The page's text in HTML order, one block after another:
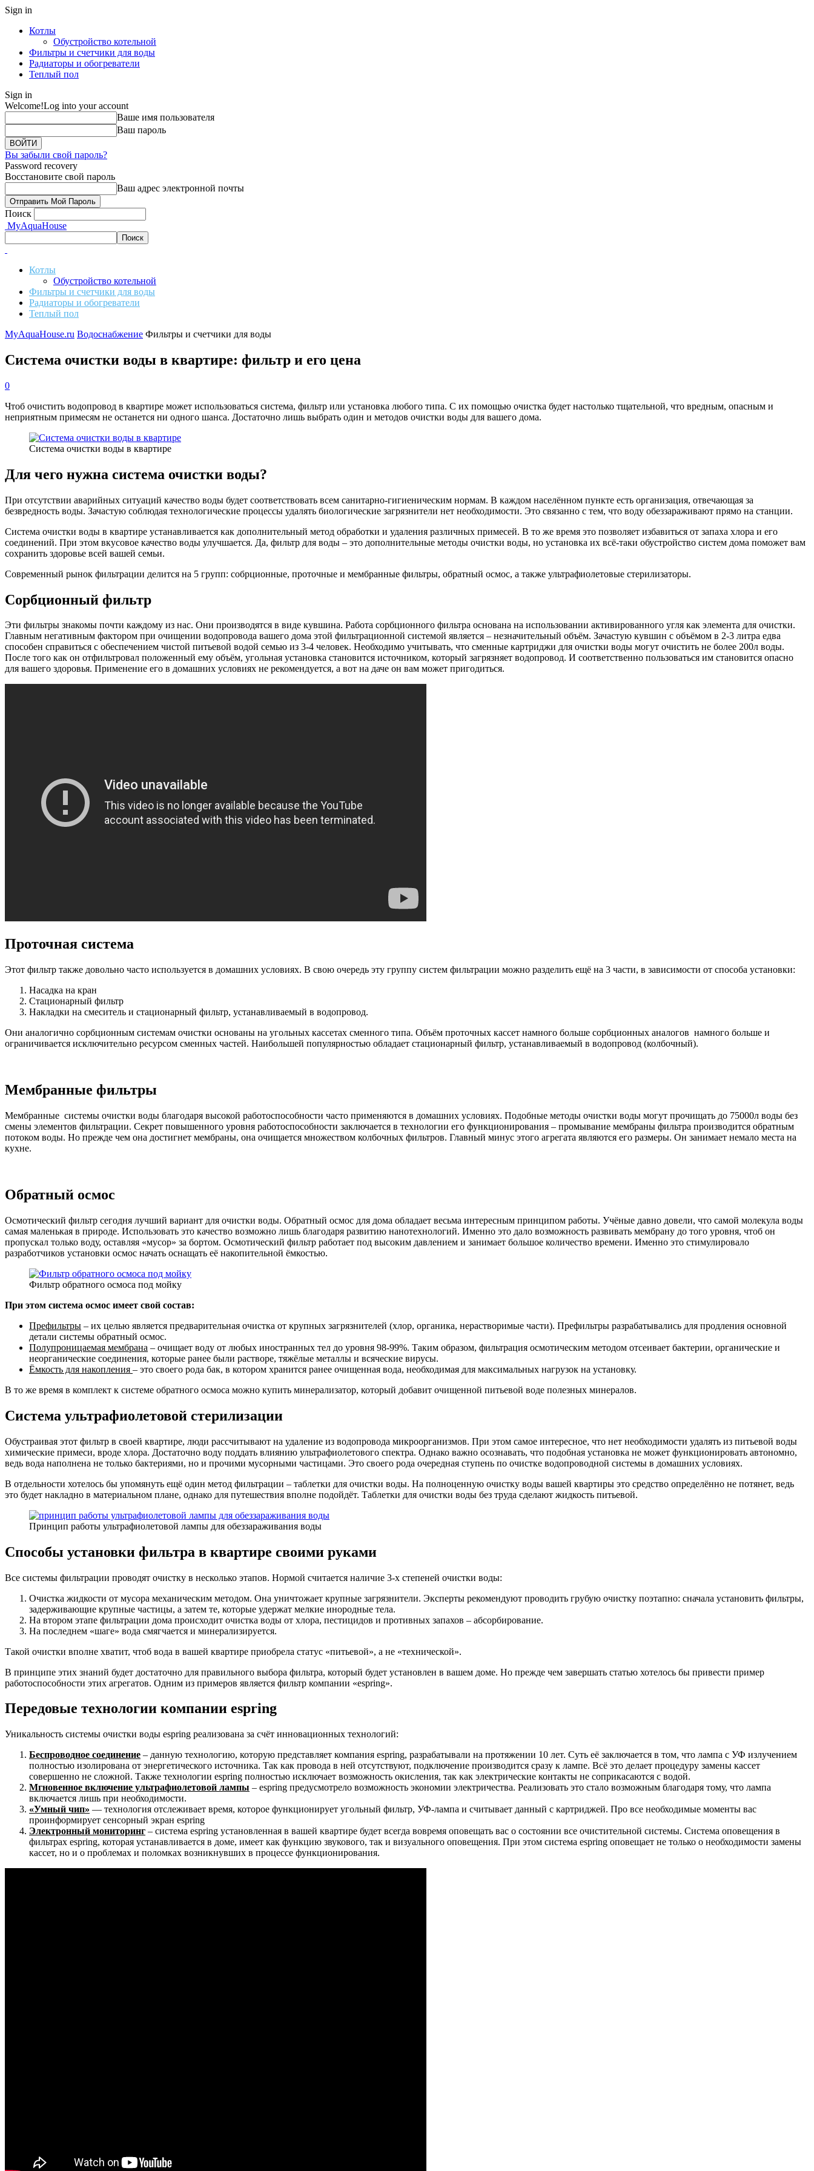
Sign in
Котлы
Обустройство котельной
Фильтры и счетчики для воды
Радиаторы и обогреватели
Теплый пол
Sign in
Welcome!Log into your account
Ваше имя пользователя
Ваш пароль
Вы забыли свой пароль?
Password recovery
Восстановите свой пароль
Ваш адрес электронной почты
Поиск
MyAquaHouse
Котлы
Обустройство котельной
Фильтры и счетчики для воды
Радиаторы и обогреватели
Теплый пол
MyAquaHouse.ru Водоснабжение Фильтры и счетчики для воды
Система очистки воды в квартире: фильтр и его цена
0
Чтоб очистить водопровод в квартире может использоваться система, фильтр или установка любого типа. С их помощью очистка будет настолько тщательной, что вредным, опасным и
неприятным примесям не останется ни одного шанса. Достаточно лишь выбрать один и методов очистки воды для вашего дома.
Система очистки воды в квартире
Для чего нужна система очистки воды?
При отсутствии аварийных ситуаций качество воды будет соответствовать всем санитарно-гигиеническим нормам. В каждом населённом пункте есть организация, отвечающая за
безвредность воды. Зачастую соблюдая технологические процессы удалять биологические загрязнители нет необходимости. Это связанно с тем, что воду обеззараживают прямо на станции.
Система очистки воды в квартире устанавливается как дополнительный метод обработки и удаления различных примесей. В то же время это позволяет избавиться от запаха хлора и его
соединений. При этом вкусовое качество воды улучшается. Да, фильтр для воды – это дополнительные методы очистки воды, но установка их всё-таки обустройство систем дома поможет вам
сохранить здоровье всей вашей семьи.
Современный рынок фильтрации делится на 5 групп: собрционные, проточные и мембранные фильтры, обратный осмос, а также ультрафиолетовые стерилизаторы.
Сорбционный фильтр
Эти фильтры знакомы почти каждому из нас. Они производятся в виде кувшина. Работа сорбционного фильтра основана на использовании активированного угля как элемента для очистки.
Главным негативным фактором при очищении водопровода вашего дома этой фильтрационной системой является – незначительный объём. Зачастую кувшин с объёмом в 2-3 литра едва
способен справиться с обеспечением чистой питьевой водой семью из 3-4 человек. Необходимо учитывать, что сменные картриджи для очистки воды могут очистить не более 200л воды.
После того как он отфильтровал положенный ему объём, угольная установка становится источником, который загрязняет водопровод. И соответственно пользоваться им становится опасно
для вашего здоровья. Применение его в домашних условиях не рекомендуется, а вот на даче он вам может пригодиться.
Проточная система
Этот фильтр также довольно часто используется в домашних условиях. В свою очередь эту группу систем фильтрации можно разделить ещё на 3 части, в зависимости от способа установки:
Насадка на кран
Стационарный фильтр
Накладки на смеситель и стационарный фильтр, устанавливаемый в водопровод.
Они аналогично сорбционным системам очистки основаны на угольных кассетах сменного типа. Объём проточных кассет намного больше сорбционных аналогов намного больше и
ограничивается исключительно ресурсом сменных частей. Наибольшей популярностью обладает стационарный фильтр, устанавливаемый в водопровод (колбочный).
Мембранные фильтры
Мембранные системы очистки воды благодаря высокой работоспособности часто применяются в домашних условиях. Подобные методы очистки воды могут прочищать до 75000л воды без
смены элементов фильтрации. Секрет повышенного уровня работоспособности заключается в технологии его функционирования – промывание мембраны фильтра производится обратным
потоком воды. Но прежде чем она достигнет мембраны, она очищается множеством колбочных фильтров. Главный минус этого агрегата являются его размеры. Он занимает немало места на
кухне.
Обратный осмос
Осмотический фильтр сегодня лучший вариант для очистки воды. Обратный осмос для дома обладает весьма интересным принципом работы. Учёные давно довели, что самой молекула воды
самая маленькая в природе. Использовать это качество возможно лишь благодаря развитию нанотехнологий. Именно это дало возможность развивать мембрану до того уровня, чтоб он
пропускал только воду, оставляя «мусор» за бортом. Осмотический фильтр работает под высоким давлением и занимает большое количество времени. Именно это стимулировало
разработчиков установки осмос начать оснащать её накопительной ёмкостью.
Фильтр обратного осмоса под мойку
При этом система осмос имеет свой состав:
Префильтры – их целью является предварительная очистка от крупных загрязнителей (хлор, органика, нерастворимые части). Префильтры разрабатывались для продления основной
детали системы обратный осмос.
Полупроницаемая мембрана – очищает воду от любых иностранных тел до уровня 98-99%. Таким образом, фильтрация осмотическим методом отсеивает бактерии, органические и
неорганические соединения, которые ранее были растворе, тяжёлые металлы и всяческие вирусы.
Ёмкость для накопления – это своего рода бак, в котором хранится ранее очищенная вода, необходимая для максимальных нагрузок на установку.
В то же время в комплект к системе обратного осмоса можно купить минерализатор, который добавит очищенной питьевой воде полезных минералов.
Система ультрафиолетовой стерилизации
Обустраивая этот фильтр в своей квартире, люди рассчитывают на удаление из водопровода микроорганизмов. При этом самое интересное, что нет необходимости удалять из питьевой воды
химические примеси, вроде хлора. Достаточно воду поддать влиянию ультрафиолетового спектра. Однако важно осознавать, что подобная установка не может функционировать автономно,
ведь вода наполнена не только бактериями, но и прочими мусорными частицами. Это своего рода очередная ступень по очистке водопроводной системы в домашних условиях.
В отдельности хотелось бы упомянуть ещё один метод фильтрации – таблетки для очистки воды. На полноценную очистку воды вашей квартиры это средство определённо не потянет, ведь
это будет накладно в материальном плане, однако для путешествия вполне подойдёт. Таблетки для очистки воды без труда сделают жидкость питьевой.
Принцип работы ультрафиолетовой лампы для обеззараживания воды
Способы установки фильтра в квартире своими руками
Все системы фильтрации проводят очистку в несколько этапов. Нормой считается наличие 3-х степеней очистки воды:
Очистка жидкости от мусора механическим методом. Она уничтожает крупные загрязнители. Эксперты рекомендуют проводить грубую очистку поэтапно: сначала установить фильтры,
задерживающие крупные частицы, а затем те, которые удержат мелкие инородные тела.
На втором этапе фильтрации дома происходит очистка воды от хлора, пестицидов и противных запахов – абсорбирование.
На последнем «шаге» вода смягчается и минерализируется.
Такой очистки вполне хватит, чтоб вода в вашей квартире приобрела статус «питьевой», а не «технической».
В принципе этих знаний будет достаточно для правильного выбора фильтра, который будет установлен в вашем доме. Но прежде чем завершать статью хотелось бы привести пример
работоспособности этих агрегатов. Одним из примеров является фильтр компании «espring».
Передовые технологии компании espring
Уникальность системы очистки воды espring реализована за счёт инновационных технологий:
Беспроводное соединение – данную технологию, которую представляет компания espring, разрабатывали на протяжении 10 лет. Суть её заключается в том, что лампа с УФ излучением
полностью изолирована от энергетического источника. Так как провода в ней отсутствуют, подключение производится сразу к лампе. Всё это делает процедуру замены кассет
совершенно не сложной. Также технологии espring полностью исключает возможность окисления, так как электрические контакты не соприкасаются с водой.
Мгновенное включение ультрафиолетовой лампы – espring предусмотрело возможность экономии электричества. Реализовать это стало возможным благодаря тому, что лампа
включается лишь при необходимости.
«Умный чип» — технология отслеживает время, которое функционирует угольный фильтр, УФ-лампа и считывает данный с картриджей. Про все необходимые моменты вас
проинформирует сенсорный экран espring
Электронный мониторинг – система espring установленная в вашей квартире будет всегда вовремя оповещать вас о состоянии все очистительной системы. Система оповещения в
фильтрах espring, которая устанавливается в доме, имеет как функцию звукового, так и визуального оповещения. При этом система espring оповещает не только о необходимости замены
кассет, но и о проблемах и поломках возникнувших в процессе функционирования.